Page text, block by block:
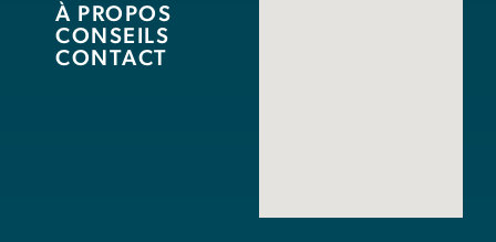
À PROPOS
CONSEILS
CONTACT